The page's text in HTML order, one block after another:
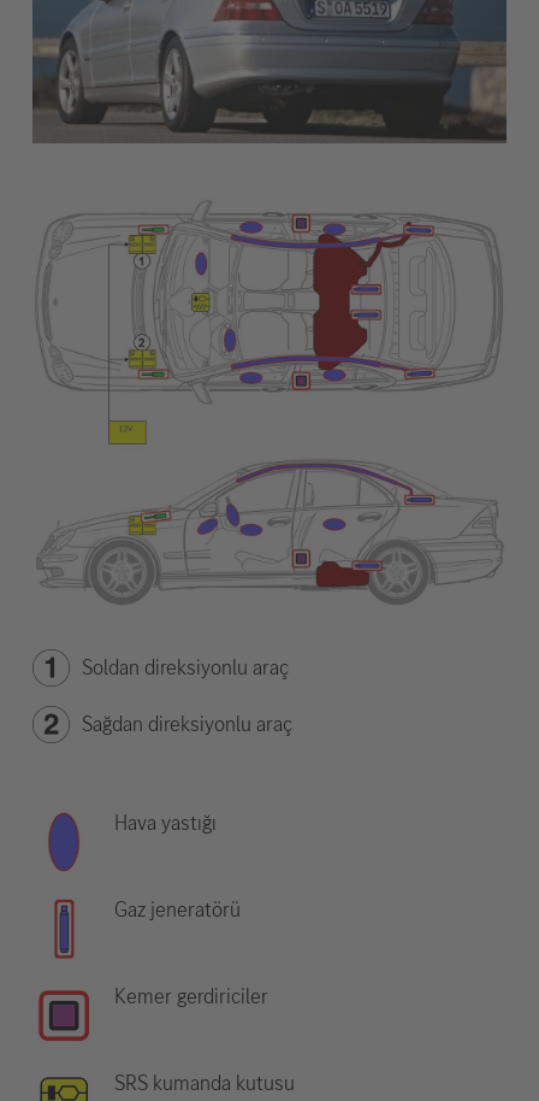
Soldan direksiyonlu araç
Sağdan direksiyonlu araç
Hava yastığı
Gaz jeneratörü
Kemer gerdiriciler
SRS kumanda kutusu